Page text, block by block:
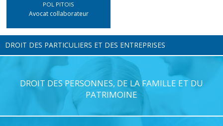
POL PITOIS
Avocat collaborateur
DROIT DES PARTICULIERS ET DES ENTREPRISES
DROIT DES PERSONNES, DE LA FAMILLE ET DU
PATRIMOINE